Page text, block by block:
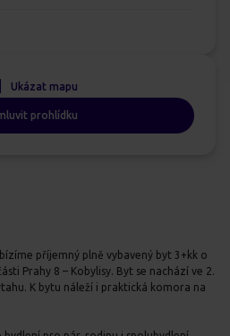
Ukázat mapu
prohlídku
příjemný plně vybavený byt 3+kk o
Prahy 8 – Kobylisy. Byt se nachází ve 2.
K bytu náleží i praktická komora na